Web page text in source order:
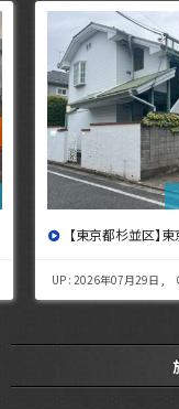
【東京都杉並区】東京都
UP : 2026年07月29日 ,